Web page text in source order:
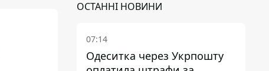
ОСТАННІ НОВИНИ
07:14
Одеситка через Укрпошту